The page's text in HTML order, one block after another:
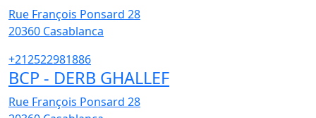
Rue François Ponsard 28
20360 Casablanca
+212522981886
BCP - DERB GHALLEF
Rue François Ponsard 28